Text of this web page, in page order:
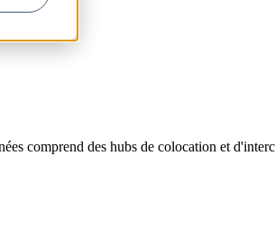
comprend des hubs de colocation et